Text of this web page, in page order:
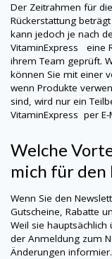
Der Zeitrahmen für
Rückerstattung
kann jedoch je nach
VitaminExpress
eine
ihrem Team geprüft.
können Sie mit einer
wenn Produkte
sind, wird nur ein
VitaminExpress per
Welche
mich für den
Wenn Sie den
Gutscheine, Rabatte
Weil sie
der Anmeldung zum
Änderungen informier.